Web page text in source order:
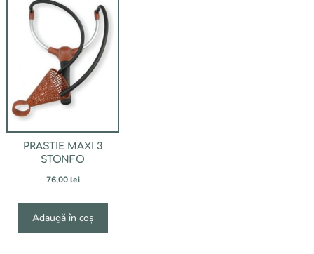
PRASTIE MAXI 3
STONFO
76,00lei
Adaugă în coș